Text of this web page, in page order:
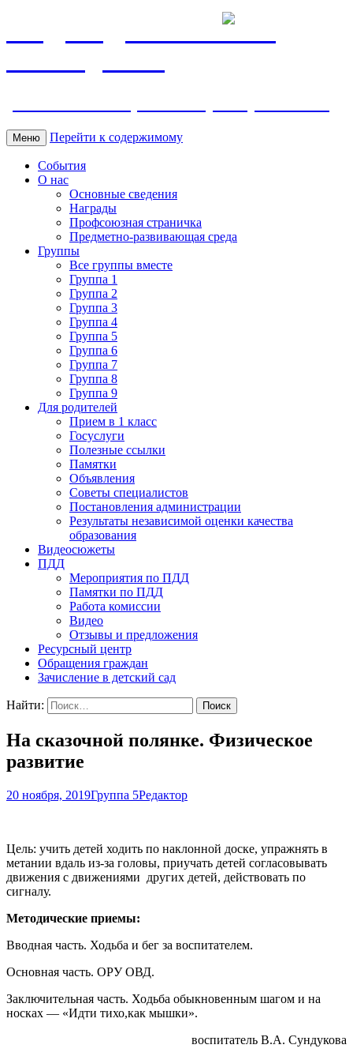
МБДОУ ДС "Калинка"
Меню Перейти к содержимому
События
О нас
Основные сведения
Награды
Профсоюзная страничка
Предметно-развивающая среда
Группы
Все группы вместе
Группа 1
Группа 2
Группа 3
Группа 4
Группа 5
Группа 6
Группа 7
Группа 8
Группа 9
Для родителей
Прием в 1 класс
Госуслуги
Полезные ссылки
Памятки
Объявления
Советы специалистов
Постановления администрации
Результаты независимой оценки качества
образования
Видеосюжеты
ПДД
Мероприятия по ПДД
Памятки по ПДД
Работа комиссии
Видео
Отзывы и предложения
Ресурсный центр
Обращения граждан
Зачисление в детский сад
Найти:
На сказочной полянке. Физическое
развитие
20 ноября, 2019Группа 5Редактор
Цель: учить детей ходить по наклонной доске, упражнять в
метании вдаль из-за головы, приучать детей согласовывать
движения с движениями других детей, действовать по
сигналу.
Методические приемы:
Вводная часть. Ходьба и бег за воспитателем.
Основная часть. ОРУ ОВД.
Заключительная часть. Ходьба обыкновенным шагом и на
носках — «Идти тихо,как мышки».
воспитатель В.А. Сундукова